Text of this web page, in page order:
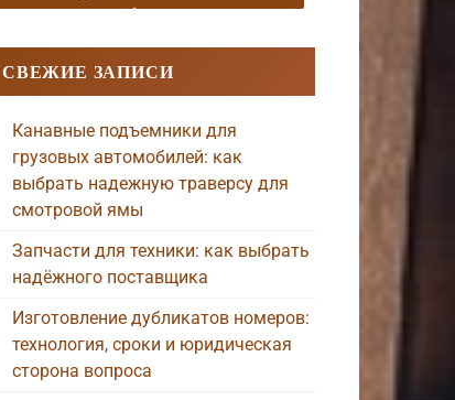
СВЕЖИЕ ЗАПИСИ
Канавные подъемники для
грузовых автомобилей: как
выбрать надежную траверсу для
смотровой ямы
Запчасти для техники: как выбрать
надёжного поставщика
Изготовление дубликатов номеров:
технология, сроки и юридическая
сторона вопроса